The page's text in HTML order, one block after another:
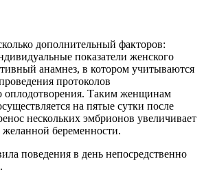
дополнительный факторов:
показатели женского
анамнез, в котором учитываются
протоколов
оплодотворения. Таким женщинам
на пятые сутки после
нескольких эмбрионов увеличивает
беременности.
поведения в день непосредственно